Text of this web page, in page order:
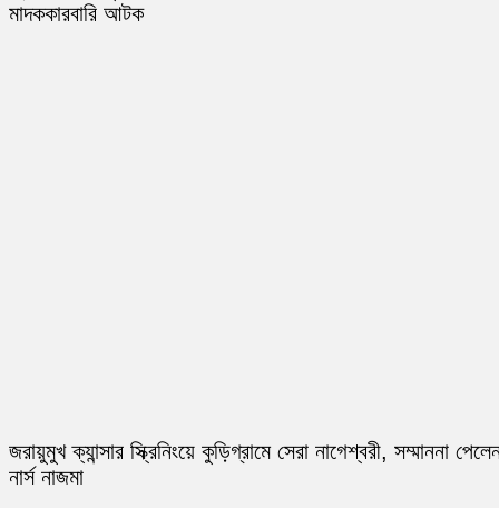
মাদককারবারি আটক
জরায়ুমুখ ক্যান্সার স্ক্রিনিংয়ে কুড়িগ্রামে সেরা নাগেশ্বরী, সম্মাননা
নার্স নাজমা